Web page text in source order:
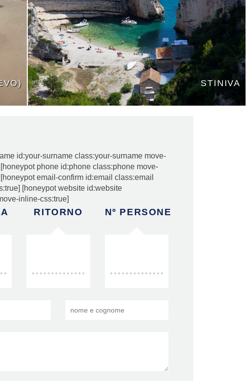
STINIVA
id:your-surname class:your-surname move-
phone id:phone class:phone move-
email-confirm id:email class:email
[honeypot website id:website
inline-css:true]
RITORNO Nº PERSONE